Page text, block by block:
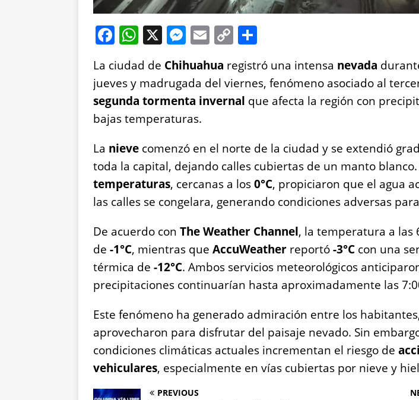
F
c
e
b
o
o
k
W
h
at
s
A
p
p
X M
ss
e
n
g
er
E
ai
l
C
p
y
Li
k
a
re
La ciudad de Chihuahua registró una intensa nevada
jueves y madrugada del viernes, fenómeno asociado al
segunda tormenta invernal que afecta la región con
bajas temperaturas.
La nieve comenzó en el norte de la ciudad y se extendió
toda la capital, dejando calles cubiertas de un manto blanco.
temperaturas, cercanas a los0°C, propiciaron que el agua
las calles se congelara, generando condiciones adversas
De acuerdo con The Weather Channel, la temperatura a las
de -1°C, mientras que AccuWeather reportó-3°C con una
térmica de -12°C. Ambos servicios meteorológicos
precipitaciones continuarían hasta aproximadamente las
Este fenómeno ha generado admiración entre los
aprovecharon para disfrutar del paisaje nevado. Sin
condiciones climáticas actuales incrementan el riesgo de
vehiculares, especialmente en vías cubiertas por nieve y
PREVIOUS